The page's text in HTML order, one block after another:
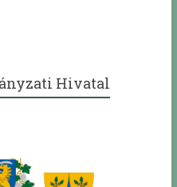
Hivatal